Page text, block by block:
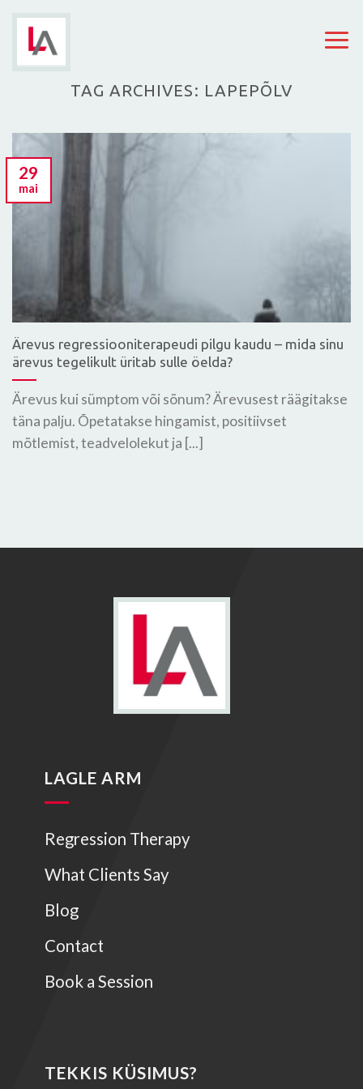
content
TAG ARCHIVES: LAPEPÕLV
Ärevus regressiooniterapeudi pilgu kaudu – mida sinu
ärevus tegelikult üritab sulle öelda?
Ärevus kui sümptom või sõnum? Ärevusest räägitakse
täna palju. Õpetatakse hingamist, positiivset
mõtlemist, teadvelolekut ja [...]
29
mai
LAGLE ARM
Regression Therapy
What Clients Say
Blog
Contact
Book a Session
TEKKIS KÜSIMUS?